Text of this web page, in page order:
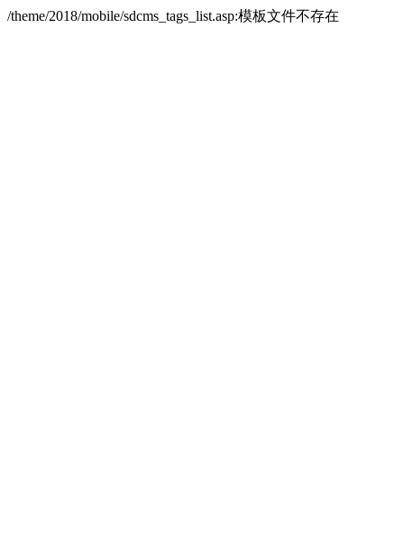
/theme/2018/mobile/sdcms_tags_list.asp:模板文件不存在